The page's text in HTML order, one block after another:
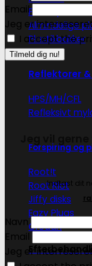
Plantepotter i
Almindelige
Plastikbakker
Reflektorer
HPS/MH/CFL
Refleksivt
Forspiring og
Root!t
Root Riot
Jiffy disks
Eazy Plugs
Grodan
Email
Jeg er
I accept the
Indtast dit
Navn
Email
Jeg er